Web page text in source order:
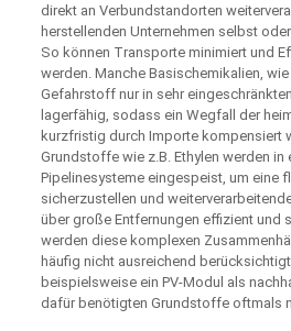
direkt an Verbundstandorten
herstellenden Unternehmen selbst
So können Transporte minimiert und
werden. Manche Basischemikalien, wie
Gefahrstoff nur in sehr
lagerfähig, sodass ein Wegfall der
kurzfristig durch Importe kompensiert
Grundstoffe wie z.B. Ethylen werden in
Pipelinesysteme eingespeist, um eine
sicherzustellen und
über große Entfernungen effizient und
werden diese komplexen
häufig nicht ausreichend
beispielsweise ein PV‑Modul als
dafür benötigten Grundstoffe oftmals